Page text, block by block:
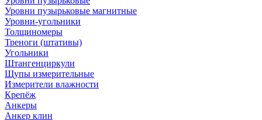
Уровни пузырьковые магнитные
Уровни-угольники
Толщиномеры
Треноги (штативы)
Угольники
Штангенциркули
Щупы измерительные
Измерители влажности
Крепёж
Анкеры
Анкер клин